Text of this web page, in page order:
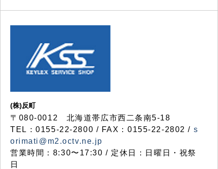
(株)反町
〒080-0012 北海道帯広市西二条南5-18
TEL：0155-22-2800 / FAX：0155-22-2802 / s
orimati@m2.octv.ne.jp
営業時間：8:30〜17:30 / 定休日：日曜日・祝祭
日